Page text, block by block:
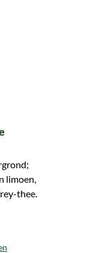
limoen,
thee.